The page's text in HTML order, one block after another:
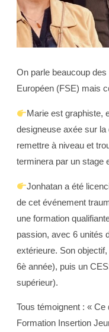
On parle beaucoup
Européen (FSE) mais
Marie est graphiste,
designeuse axée sur la
remettre à niveau et
terminera par un stage
Jonhatan a été
de cet événement
une formation
passion, avec 6 unités
extérieure. Son
6è année), puis un
supérieur).
Tous témoignent : «
Formation Insertion